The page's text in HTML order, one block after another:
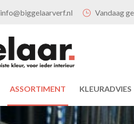
info@biggelaarverf.nl Vandaag
ASSORTIMENT KLEURADVIES